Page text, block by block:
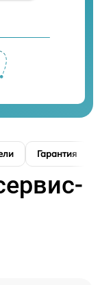
Гарантия